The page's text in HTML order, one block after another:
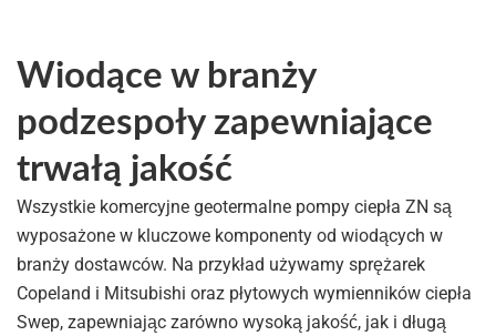
Wiodące w branży
podzespoły zapewniające
trwałą jakość
Wszystkie komercyjne geotermalne pompy ciepła ZN są
wyposażone w kluczowe komponenty od wiodących w
branży dostawców. Na przykład używamy sprężarek
Copeland i Mitsubishi oraz płytowych wymienników ciepła
Swep, zapewniając zarówno wysoką jakość, jak i długą